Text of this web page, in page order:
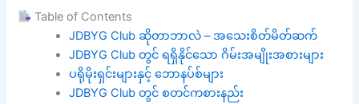
Table of Contents
JDBYG Club ဆိုတာဘာလဲ – အသေးစိတ်မိတ်ဆက်
JDBYG Club တွင် ရရှိနိုင်သော ဂိမ်းအမျိုးအစားများ
ပရိုမိုးရှင်းများနှင့် ဘောနပ်စ်များ
JDBYG Club တွင် စတင်ကစားနည်း